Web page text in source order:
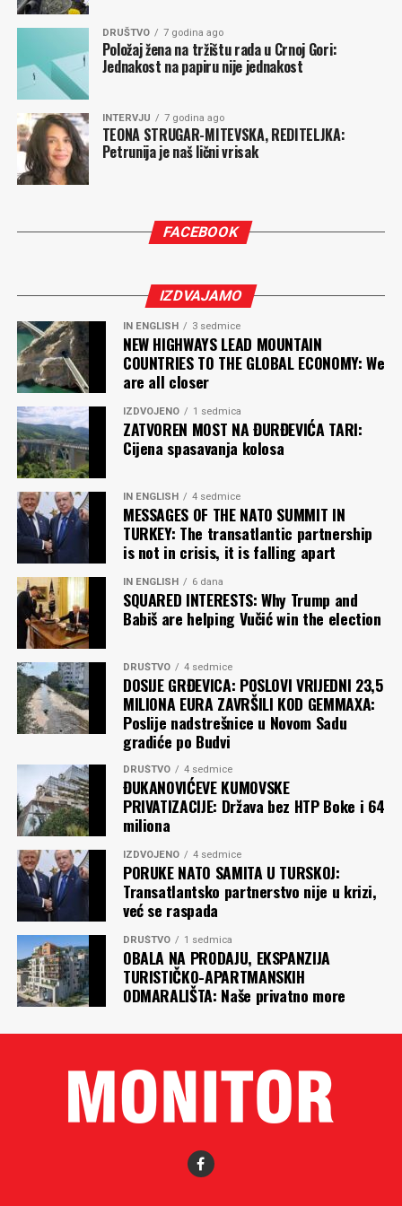
DRUŠTVO 7 godina ago
Položaj žena na tržištu rada u Crnoj Gori:
Jednakost na papiru nije jednakost
INTERVJU 7 godina ago
TEONA STRUGAR-MITEVSKA, REDITELJKA:
Petrunija je naš lični vrisak
FACEBOOK
IZDVAJAMO
IN ENGLISH 3 sedmice
NEW HIGHWAYS LEAD MOUNTAIN
COUNTRIES TO THE GLOBAL ECONOMY: We
are all closer
IZDVOJENO 1 sedmica
ZATVOREN MOST NA ĐURĐEVIĆA TARI:
Cijena spasavanja kolosa
IN ENGLISH 4 sedmice
MESSAGES OF THE NATO SUMMIT IN
TURKEY: The transatlantic partnership
is not in crisis, it is falling apart
IN ENGLISH 6 dana
SQUARED INTERESTS: Why Trump and
Babiš are helping Vučić win the election
DRUŠTVO 4 sedmice
DOSIJE GRĐEVICA: POSLOVI VRIJEDNI 23,5
MILIONA EURA ZAVRŠILI KOD GEMMAXA:
Poslije nadstrešnice u Novom Sadu
gradiće po Budvi
DRUŠTVO 4 sedmice
ĐUKANOVIĆEVE KUMOVSKE
PRIVATIZACIJE: Država bez HTP Boke i 64
miliona
IZDVOJENO 4 sedmice
PORUKE NATO SAMITA U TURSKOJ:
Transatlantsko partnerstvo nije u krizi,
već se raspada
DRUŠTVO 1 sedmica
OBALA NA PRODAJU, EKSPANZIJA
TURISTIČKO-APARTMANSKIH
ODMARALIŠTA: Naše privatno more